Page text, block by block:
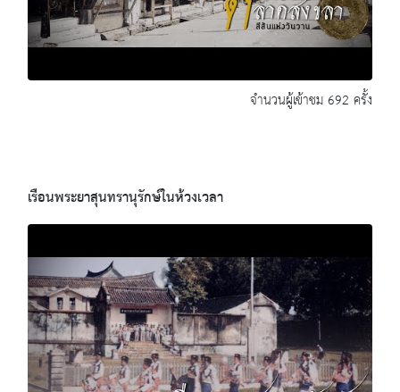
จำนวนผู้เข้าชม 692 ครั้ง
เรือนพระยาสุนทรานุรักษ์ในห้วงเวลา